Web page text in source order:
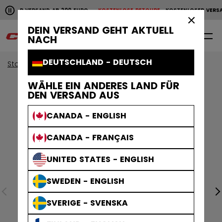
DEIN VERSAND GEHT AKTUELL
NACH
DEUTSCHLAND - DEUTSCH
WÄHLE EIN ANDERES LAND FÜR
DEN VERSAND AUS
CANADA - ENGLISH
CANADA - FRANÇAIS
UNITED STATES - ENGLISH
SWEDEN - ENGLISH
SVERIGE - SVENSKA
Horizontale Bildlaufanimation anhalten.
VERSAND AB 200 EUROKOSTENLOSE RETOURE KOSTENLOSER
KOSTENLOSER VERSAND AB 200 EURO KOSTENLOSE
0
Start Helme Tacks Helme